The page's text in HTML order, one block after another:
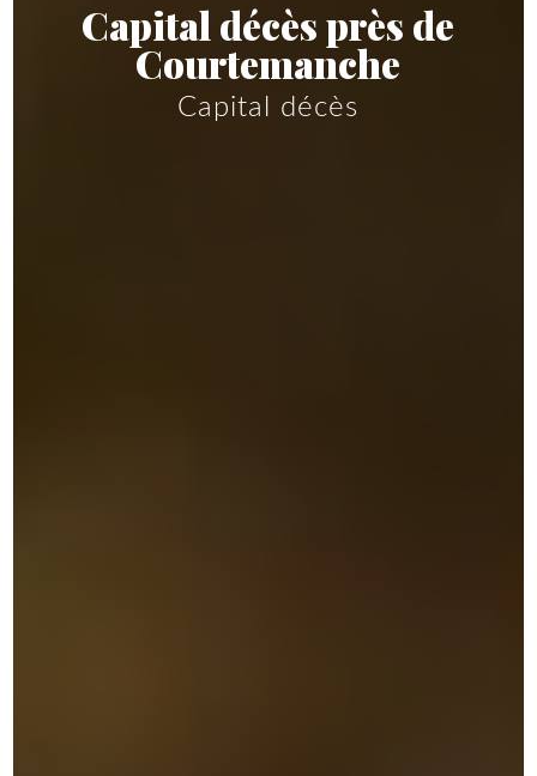
Capital décès près de
Courtemanche
Capital décès